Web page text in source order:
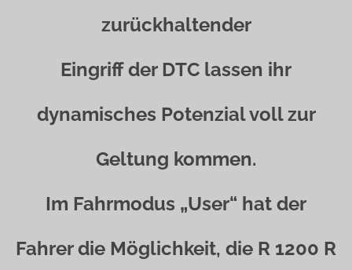
zurückhaltender
Eingriff der DTC lassen ihr
dynamisches Potenzial voll zur
Geltung kommen.
Im Fahrmodus „User“ hat der
Fahrer die Möglichkeit, die R 1200 R